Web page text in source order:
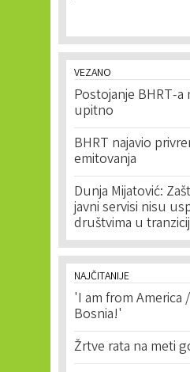
VEZANO
Postojanje BHRT-a
upitno
BHRT najavio
emitovanja
Dunja Mijatović:
javni servisi nisu
društvima u
NAJČITANIJE
'I am from America
Bosnia!'
Žrtve rata na meti